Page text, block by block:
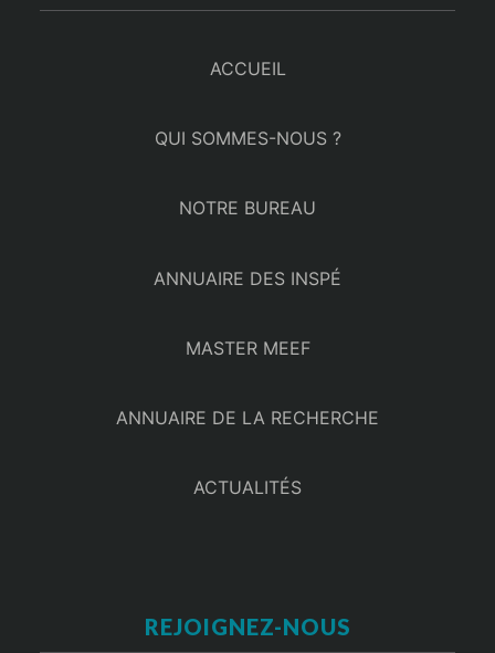
ACCUEIL
QUI SOMMES-NOUS ?
NOTRE BUREAU
ANNUAIRE DES INSPÉ
MASTER MEEF
ANNUAIRE DE LA RECHERCHE
ACTUALITÉS
REJOIGNEZ-NOUS